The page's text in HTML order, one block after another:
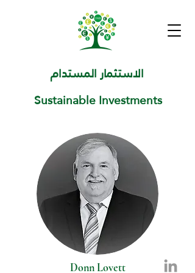
Sustainable Investments
الاستثمار المستدام
Donn Lovett